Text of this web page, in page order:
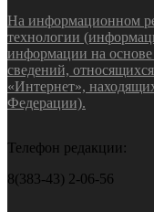
На информационном
технологии
информации на основе
сведений,
«Интернет»,
Федерации).
Телефон редакции:
8(383-43) 2-06-56